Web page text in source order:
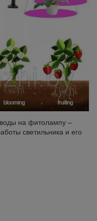
на фитолампу –
светильника и его